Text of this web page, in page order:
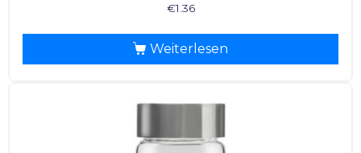
€1.36
Weiterlesen